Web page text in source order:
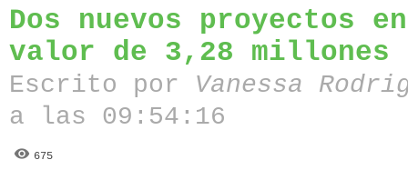
Dos nuevos proyectos
valor de 3,28 millones
Escrito por Vanessa
a las 09:54:16
675